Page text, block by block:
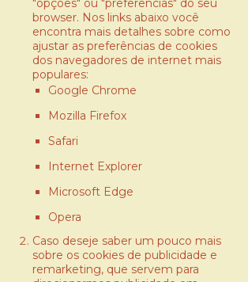
"opções" ou "preferências" do seu
browser. Nos links abaixo você
encontra mais detalhes sobre como
ajustar as preferências de cookies
dos navegadores de internet mais
populares:
Google Chrome
Mozilla Firefox
Safari
Internet Explorer
Microsoft Edge
Opera
Caso deseje saber um pouco mais
sobre os cookies de publicidade e
remarketing, que servem para